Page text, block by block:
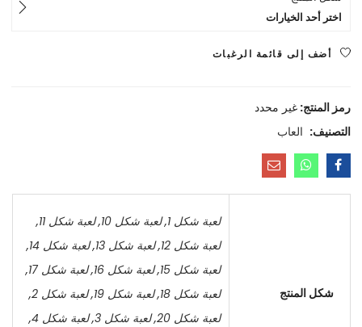
اختر أحد الخيارات
أضف إلى قائمة الرغبات
رمز المنتج:غير محدد
التصنيف: العاب
شكل المنتج
لعبة شكل 1 ,لعبة شكل 10 ,لعبة شكل 11 ,
لعبة شكل 12
,لعبة شكل 13 ,لعبة شكل 14
,
لعبة شكل 15
,لعبة شكل 16 ,لعبة شكل 17
,
لعبة شكل 18
,لعبة شكل 19 ,لعبة شكل 2 ,
لعبة شكل 20
,لعبة شكل 3 ,لعبة شكل 4 ,